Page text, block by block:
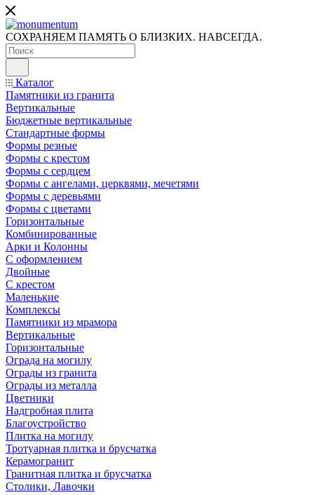
СОХРАНЯЕМ ПАМЯТЬ О БЛИЗКИХ. НАВСЕГДА.
Каталог
Памятники из гранита
Вертикальные
Бюджетные вертикальные
Стандартные формы
Формы резные
Формы с крестом
Формы с сердцем
Формы с ангелами, церквями, мечетями
Формы с деревьями
Формы с цветами
Горизонтальные
Комбинированные
Арки и Колонны
С оформлением
Двойные
С крестом
Маленькие
Комплексы
Памятники из мрамора
Вертикальные
Горизонтальные
Ограда на могилу
Ограды из гранита
Ограды из металла
Цветники
Надгробная плита
Благоустройство
Плитка на могилу
Тротуарная плитка и брусчатка
Керамогранит
Гранитная плитка и брусчатка
Столики, Лавочки